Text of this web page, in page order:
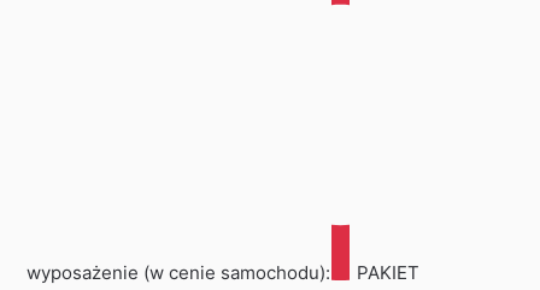
wyposażenie (w cenie samochodu): PAKIET